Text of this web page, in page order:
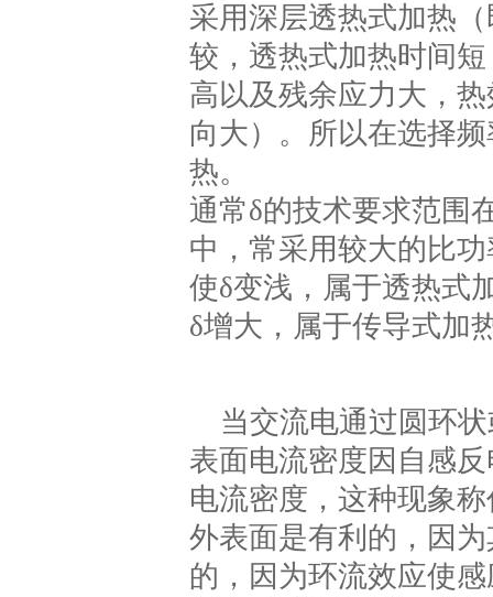
采用深层透热式加热
较，透热式加热时间
高以及残余应力大，
向大）。所以在选择
热。
通常δ的技术要求范围
中，常采用较大的比
使δ变浅，属于透热式
δ增大，属于传导式加
当交流电通过圆环
表面电流密度因自感
电流密度，这种现象
外表面是有利的，因
的，因为环流效应使